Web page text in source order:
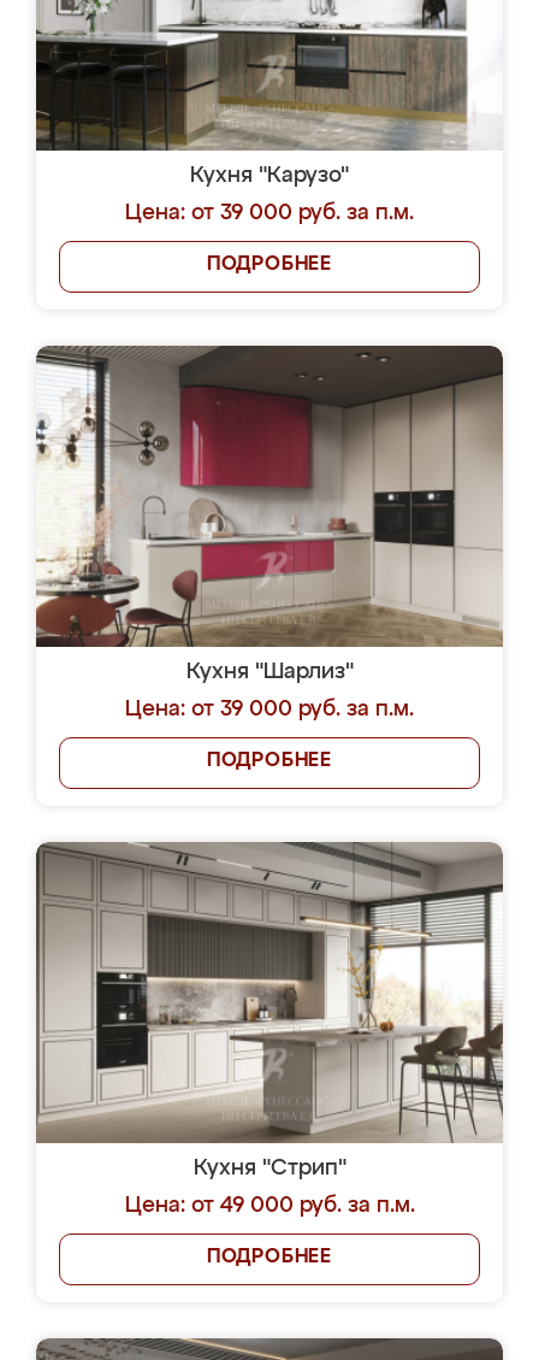
Кухня "Карузо"
Цена: от 39 000 руб. за п.м.
ПОДРОБНЕЕ
Кухня "Шарлиз"
Цена: от 39 000 руб. за п.м.
ПОДРОБНЕЕ
Кухня "Стрип"
Цена: от 49 000 руб. за п.м.
ПОДРОБНЕЕ